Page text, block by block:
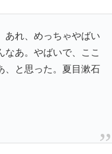
れ、めっちゃやばい
あ。やばいで、ここ
、と思った。夏目漱石